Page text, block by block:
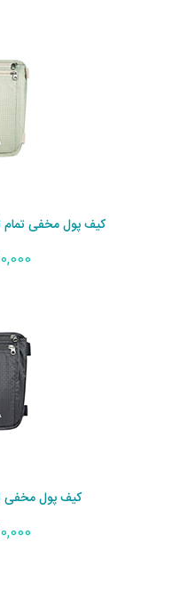
کیف پول مخفی تمام
کیف پول مخفی